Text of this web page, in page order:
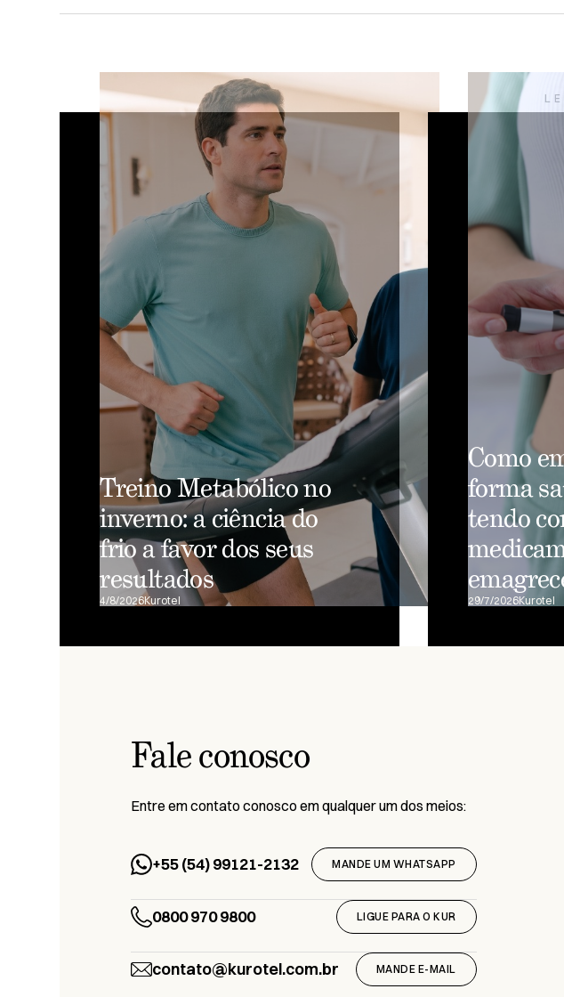
Treino Metabólico no
inverno: a ciência do
frio a favor dos seus
resultados
4/8/2026Kurotel
Como
forma
tendo
29/7/2026Kurotel
Fale conosco
Entre em contato conosco em qualquer um dos meios:
+55 (54) 99121-2132 MANDE UM WHATSAPP
0800 970 9800 LIGUE PARA O KUR
contato@kurotel.com.br MANDE E-MAIL